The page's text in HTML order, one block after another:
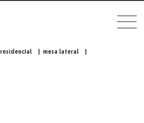
residencial mesa lateral